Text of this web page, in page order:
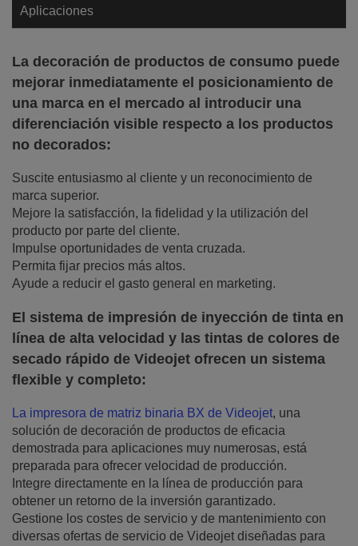
Aplicaciones
La decoración de productos de consumo puede
mejorar inmediatamente el posicionamiento de
una marca en el mercado al introducir una
diferenciación visible respecto a los productos
no decorados:
Suscite entusiasmo al cliente y un reconocimiento de
marca superior.
Mejore la satisfacción, la fidelidad y la utilización del
producto por parte del cliente.
Impulse oportunidades de venta cruzada.
Permita fijar precios más altos.
Ayude a reducir el gasto general en marketing.
El sistema de impresión de inyección de tinta en
línea de alta velocidad y las tintas de colores de
secado rápido de Videojet ofrecen un sistema
flexible y completo:
La impresora de matriz binaria BX de Videojet, una
solución de decoración de productos de eficacia
demostrada para aplicaciones muy numerosas, está
preparada para ofrecer velocidad de producción.
Integre directamente en la línea de producción para
obtener un retorno de la inversión garantizado.
Gestione los costes de servicio y de mantenimiento con
diversas ofertas de servicio de Videojet diseñadas para